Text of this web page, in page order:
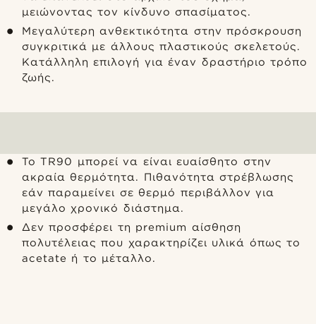
μειώνοντας τον κίνδυνο σπασίματος.
Μεγαλύτερη ανθεκτικότητα στην πρόσκρουση
συγκριτικά με άλλους πλαστικούς σκελετούς.
Κατάλληλη επιλογή για έναν δραστήριο τρόπο
ζωής.
Το TR90 μπορεί να είναι ευαίσθητο στην
ακραία θερμότητα. Πιθανότητα στρέβλωσης
εάν παραμείνει σε θερμό περιβάλλον για
μεγάλο χρονικό διάστημα.
Δεν προσφέρει τη premium αίσθηση
πολυτέλειας που χαρακτηρίζει υλικά όπως το
acetate ή το μέταλλο.